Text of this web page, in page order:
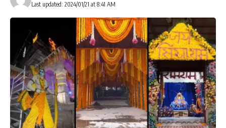
Last updated: 2024/01/21 at 8:41 AM